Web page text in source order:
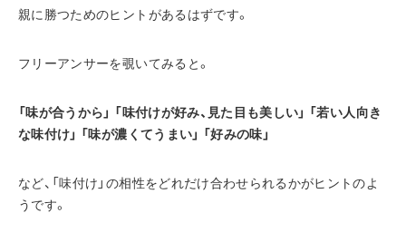
親に勝つためのヒントがあるはずです。
フリーアンサーを覗いてみると。
「味が合うから」 「味付けが好み、見た目も美しい」 「若い人向き
な味付け」 「味が濃くてうまい」 「好みの味」
など、「味付け」の相性をどれだけ合わせられるかがヒントのよ
うです。